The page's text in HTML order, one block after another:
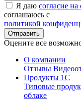
Я даю согласие
соглашаюсь с
политикой
Оцените все
О компании
Отзывы
Продукты 1С
Типовые
облаке